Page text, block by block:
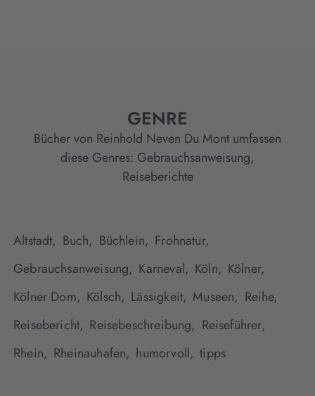
GENRE
Bücher von Reinhold Neven Du Mont umfassen
diese Genres: Gebrauchsanweisung,
Reiseberichte
Altstadt, Buch, Büchlein, Frohnatur,
Gebrauchsanweisung, Karneval, Köln, Kölner,
Kölner Dom, Kölsch, Lässigkeit, Museen, Reihe,
Reisebericht, Reisebeschreibung, Reiseführer,
Rhein, Rheinauhafen, humorvoll, tipps